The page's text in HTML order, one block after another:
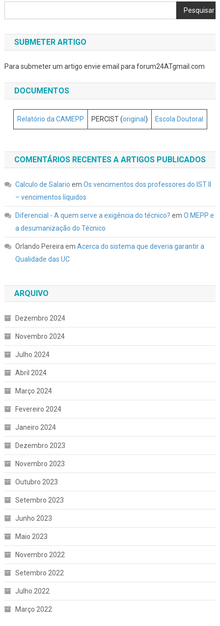
Pesquisar
SUBMETER ARTIGO
Para submeter um artigo envie email para forum24ATgmail.com
DOCUMENTOS
Relatório da CAMEPP PERCIST (original ) Escola Doutoral
COMENTÁRIOS RECENTES A ARTIGOS PUBLICADOS
Calculo de Salario em Os vencimentos dos professores do IST II
– vencimentos líquidos
Diferencial - A quem serve a exigência do técnico? em O MEPP e
a desumanização do Técnico
Orlando Pereiraem Acerca do sistema que deveria garantir a
Qualidade das UC
ARQUIVO
Dezembro 2024
Novembro 2024
Julho 2024
Abril 2024
Março 2024
Fevereiro 2024
Janeiro 2024
Dezembro 2023
Novembro 2023
Outubro 2023
Setembro 2023
Junho 2023
Maio 2023
Novembro 2022
Setembro 2022
Julho 2022
Março 2022